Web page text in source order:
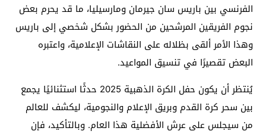
الفرنسي بين باريس سان جيرمان ومارسيليا، ما قد يحرم بعض
نجوم الفريقين المرشحين من الحضور بشكل شخصي إلى باريس
وهذا الأمر ألقى بظلاله على النقاشات الإعلامية، واعتبره
البعض تقصيرًا في تنسيق المواعيد.
يُنتظر أن يكون حفل الكرة الذهبية 2025 حدثًا استثنائيًا يجمع
بين سحر كرة القدم وبريق الإعلام والنجومية، ليكشف للعالم
من سيجلس على عرش الأفضلية هذا العام. وبالتأكيد، فإن